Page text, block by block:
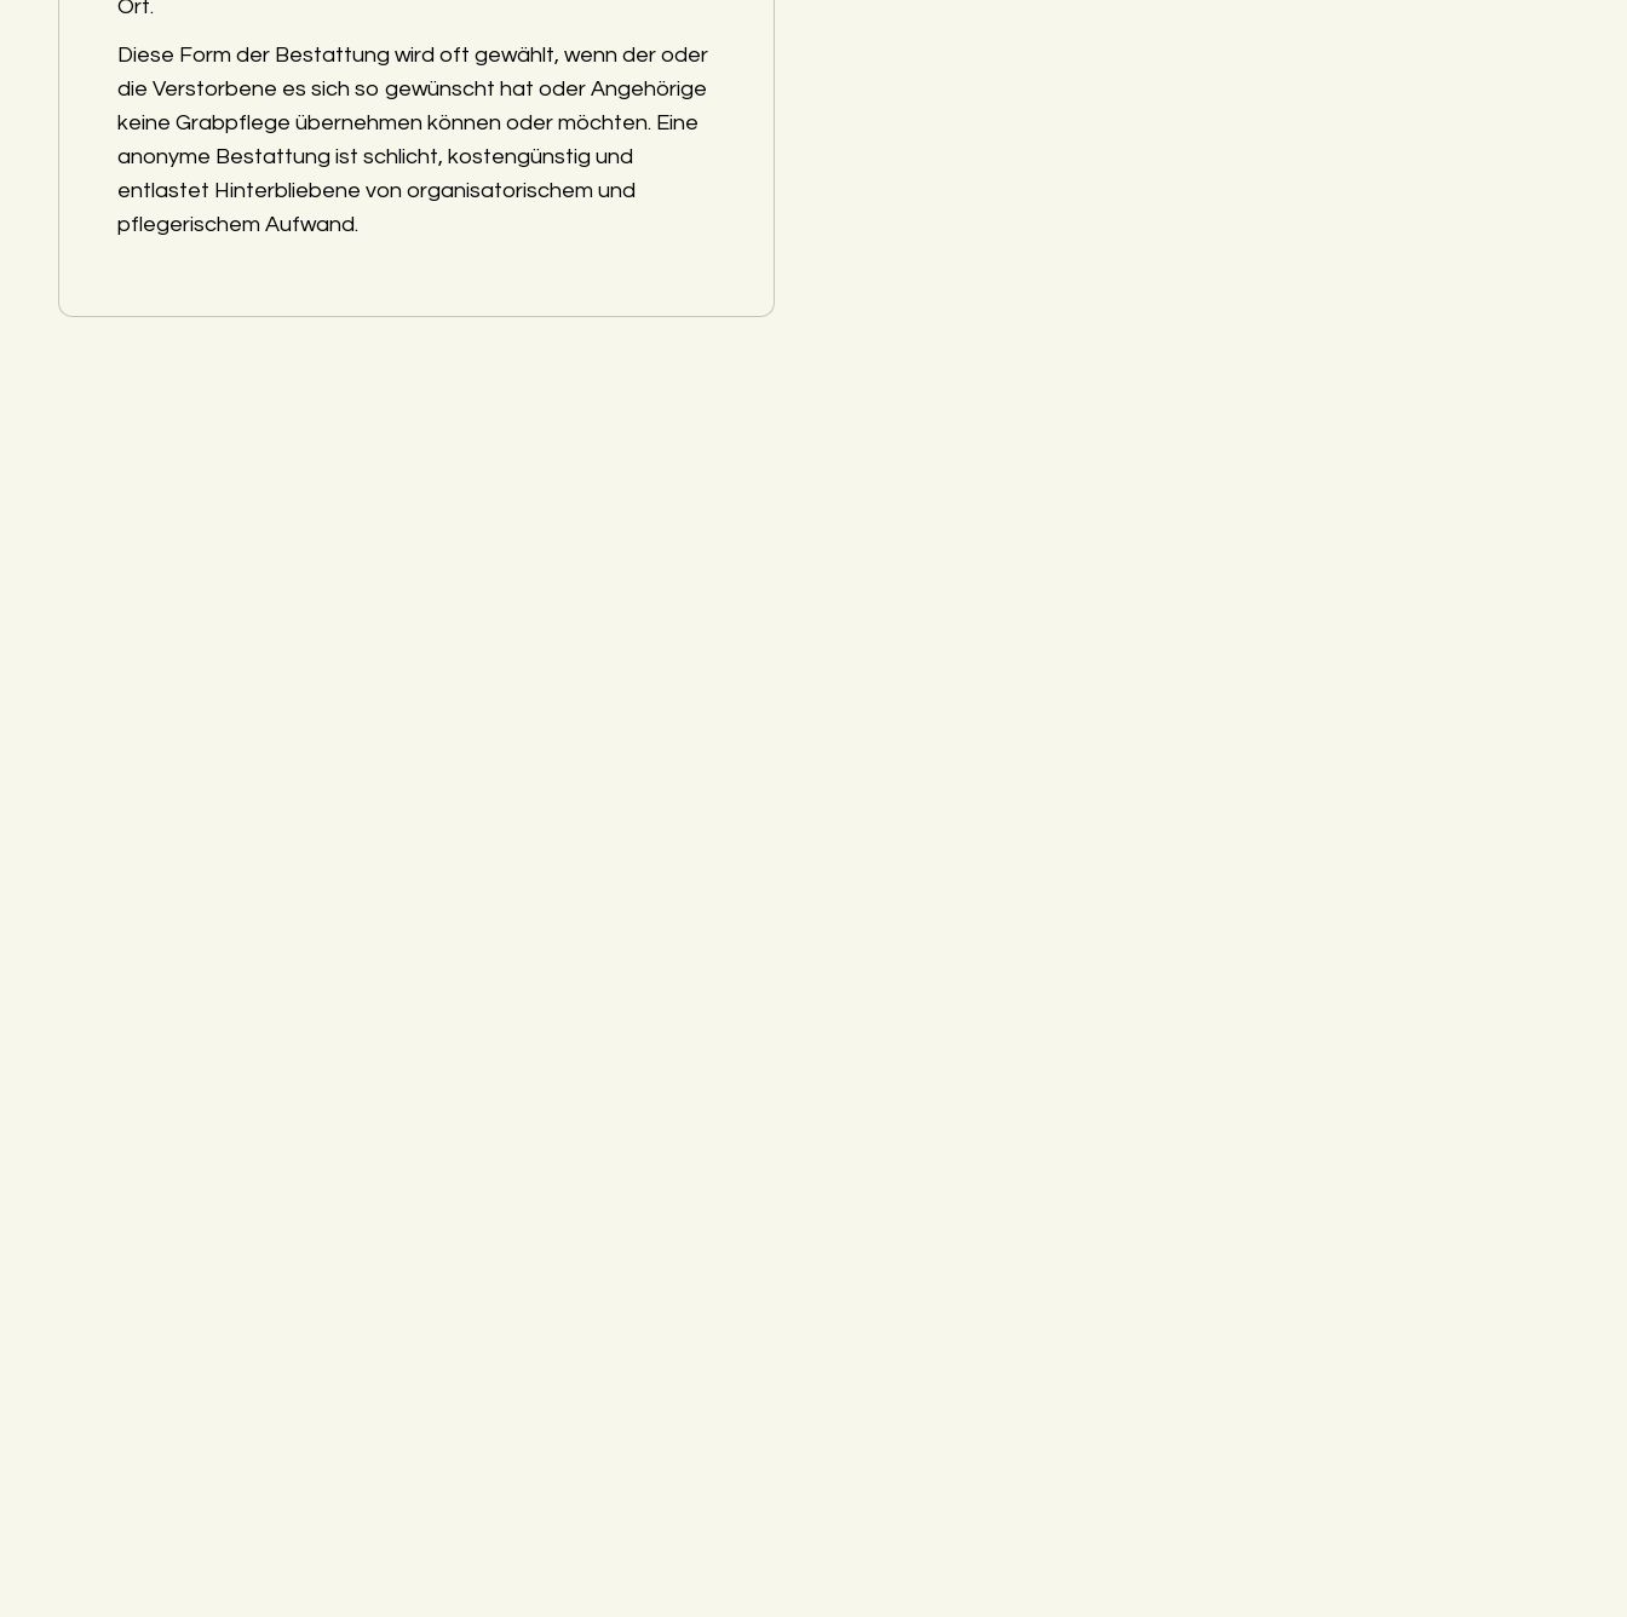
Ort.
Diese Form der Bestattung wird oft gewählt, wenn der oder
die Verstorbene es sich so gewünscht hat oder Angehörige
keine Grabpflege übernehmen können oder möchten. Eine
anonyme Bestattung ist schlicht, kostengünstig und
entlastet Hinterbliebene von organisatorischem und
pflegerischem Aufwand.